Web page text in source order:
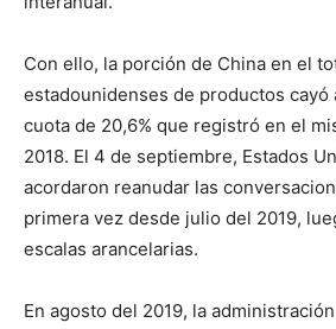
Con ello, la porción de China en el
estadounidenses de productos cayó
cuota de 20,6% que registró en el
2018. El 4 de septiembre, Estados
acordaron reanudar las
primera vez desde julio del 2019,
escalas arancelarias.
En agosto del 2019, la